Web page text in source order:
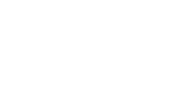
。此前的反常风
幕幕“连环鬼杀”怵目惊心，令人胆寒！时局动荡，冤魂游
所纠缠，这个存在会以他们最想要的那个人——也就是彼此——